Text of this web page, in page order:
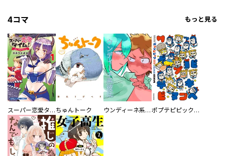
4コマ もっと見る
スーパー恋愛タイム！～現場でドＳな彼女は自宅でデレる～ ちゅんトーク ウンディーネ系彼氏 ポプテピピック SEASON EIGHT